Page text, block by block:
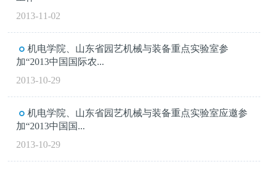
2013-11-02
机电学院、山东省园艺机械与装备重点实验室参
加“2013中国国际农...
2013-10-29
机电学院、山东省园艺机械与装备重点实验室应邀参
加“2013中国国...
2013-10-29